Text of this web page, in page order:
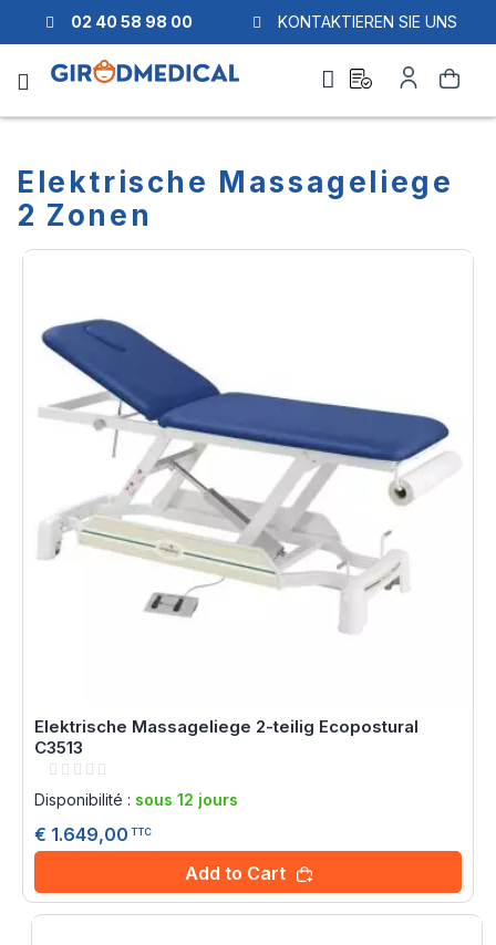
02 40 58 98 00 KONTAKTIEREN SIE UNS
Search
quote
Account
Elektrische Massageliege
2 Zonen
Elektrische Massageliege 2-teilig Ecopostural
C3513
Rating:
Disponibilité : sous 12 jours
€ 1.649,00 TTC
Add to Cart